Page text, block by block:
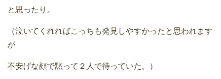
と思ったり。
（泣いてくれればこっちも発見しやすかったと思われます
が
不安げな顔で黙って２人で待っていた。）